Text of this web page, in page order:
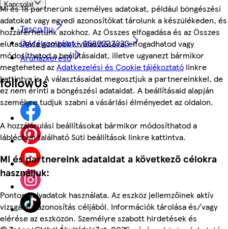
Mi és 18 partnerünk személyes adatokat, például böngészési
adatokat vagy egyedi azonosítókat tárolunk a készülékeden, és
hozzáférhetünk azokhoz. Az Összes elfogadása és az Összes
elutasítása gombok kiválasztásával elfogadhatod vagy
módosíthatod a beállításaidat, illetve ugyanezt bármikor
megteheted azAdatkezelési és Cookie tájékoztató linkre
kattintva is. A választásaidat megosztjuk a partnereinkkel, de
ez nem érinti a böngészési adataidat. A beállításaid alapján
személyre tudjuk szabni a vásárlási élményedet az oldalon.
A hozzájárulási beállításokat bármikor módosíthatod a
láblécben található Süti beállítások linkre kattintva.
Mi és partnereink adataidat a következő célokra
használjuk:
Pontos helyadatok használata. Az eszköz jellemzőinek aktív
vizsgálata azonosítás céljából. Információk tárolása és/vagy
elérése az eszközön. Személyre szabott hirdetések és
Kapcsolat
Tesco.hu
Ügyfélszolgálat - 0680222333
Áruházkereső
followUs